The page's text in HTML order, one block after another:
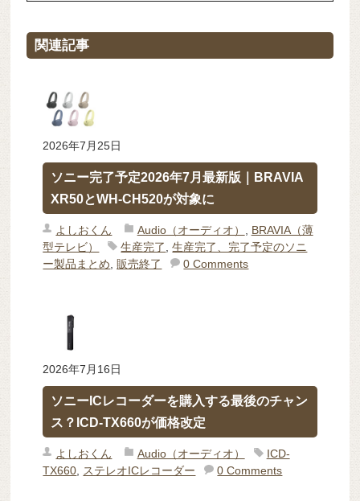
関連記事
2026年7月25日
ソニー完了予定2026年7月最新版｜BRAVIA
XR50とWH-CH520が対象に
よしおくん Audio（オーディオ）
BRAVIA（薄
型テレビ）
生産完了 ,生産完了、完了予定のソニ
ー製品まとめ
販売終了 0 Comments
2026年7月16日
ソニーICレコーダーを購入する最後のチャン
ス？ICD-TX660が価格改定
よしおくん Audio（オーディオ）
ICD-
TX660
ステレオICレコーダー 0 Comments